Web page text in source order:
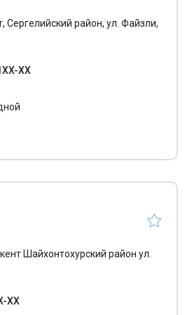
Сергелийский район, ул. Файзли,
XX
Шайхонтохурский район ул.
XX